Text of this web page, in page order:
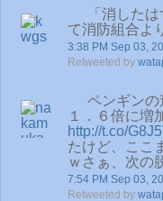
「消した
て消防組合よ
3:38 PM Sep 03,
Retweeted by
ペンギン
１．６倍に増
http://t.co/
たけど、ここ
ｗさぁ、次の
7:54 PM Sep 03,
Retweeted by